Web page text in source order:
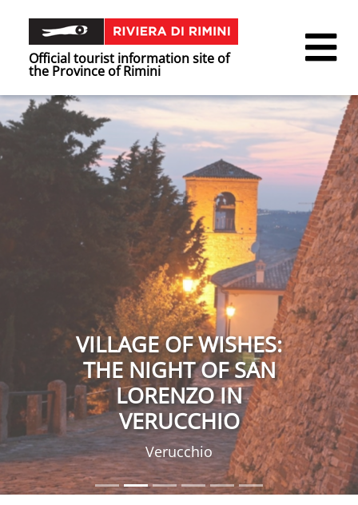
Official tourist information site of
the Province of Rimini
VILLAGE OF WISHES:
THE NIGHT OF SAN
LORENZO IN
VERUCCHIO
Verucchio